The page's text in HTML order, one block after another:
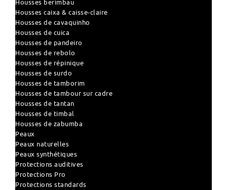
Housses berimbau
Housses caixa & caisse-claire
Housses de cavaquinho
Housses de cuica
Housses de pandeiro
Housses de rebolo
Housses de répinique
Housses de surdo
Housses de tamborim
Housses de tambour sur cadre
Housses de tantan
Housses de timbal
Housses de zabumba
Peaux
Peaux naturelles
Peaux synthétiques
Protections auditives
Protections Pro
Protections standards